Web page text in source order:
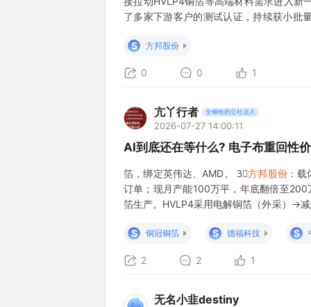
了多家下游客户的测试认证，持续获小批
产品可应用于线缆屏蔽，并从23Q3
S 方邦股份
0 0 1
亢丫行者 全梭哈的公社达人
2026-07-27 14:00:11
AI到底还在等什么? 电子布重回性
箔，绑定英伟达、AMD。 3⃣方邦股份 ：
订单；现月产能100万平，年底翻倍至
箔生产。HVLP4采用电解铜箔（外采）→
S
铜冠铜箔 S 德福科技 S
2 2 1
无名小韭destiny